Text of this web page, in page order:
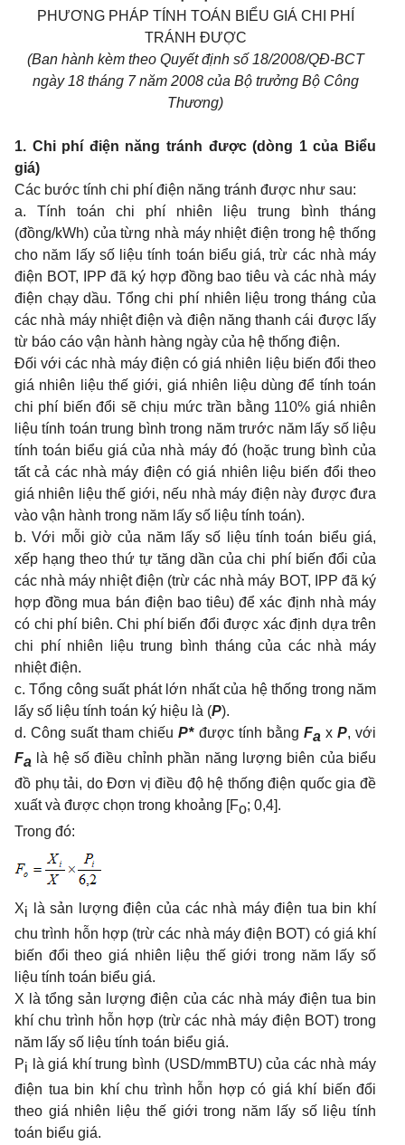
PHƯƠNG PHÁP TÍNH TOÁN BIỂU GIÁ CHI PHÍ
TRÁNH ĐƯỢC
(Ban hành kèm theo Quyết định số 18/2008/QĐ-BCT
ngày 18 tháng 7 năm 2008 của Bộ trưởng Bộ Công
Thương)
1. Chi phí điện năng tránh được (dòng 1 của Biểu
giá)
Các bước tính chi phí điện năng tránh được như sau:
a. Tính toán chi phí nhiên liệu trung bình tháng
(đồng/kWh) của từng nhà máy nhiệt điện trong hệ thống
cho năm lấy số liệu tính toán biểu giá, trừ các nhà máy
điện BOT, IPP đã ký hợp đồng bao tiêu và các nhà máy
điện chạy dầu. Tổng chi phí nhiên liệu trong tháng của
các nhà máy nhiệt điện và điện năng thanh cái được lấy
từ báo cáo vận hành hàng ngày của hệ thống điện.
Đối với các nhà máy điện có giá nhiên liệu biến đổi theo
giá nhiên liệu thế giới, giá nhiên liệu dùng để tính toán
chi phí biến đổi sẽ chịu mức trần bằng 110% giá nhiên
liệu tính toán trung bình trong năm trước năm lấy số liệu
tính toán biểu giá của nhà máy đó (hoặc trung bình của
tất cả các nhà máy điện có giá nhiên liệu biến đổi theo
giá nhiên liệu thế giới, nếu nhà máy điện này được đưa
vào vận hành trong năm lấy số liệu tính toán).
b. Với mỗi giờ của năm lấy số liệu tính toán biểu giá,
xếp hạng theo thứ tự tăng dần của chi phí biến đổi của
các nhà máy nhiệt điện (trừ các nhà máy BOT, IPP đã ký
hợp đồng mua bán điện bao tiêu) để xác định nhà máy
có chi phí biên. Chi phí biến đổi được xác định dựa trên
chi phí nhiên liệu trung bình tháng của các nhà máy
nhiệt điện.
c. Tổng công suất phát lớn nhất của hệ thống trong năm
lấy số liệu tính toán ký hiệu là (P).
d. Công suất tham chiếuP*được tính bằng Fa x P, với
Fa là hệ số điều chỉnh phần năng lượng biên của biểu
đồ phụ tải, do Đơn vị điều độ hệ thống điện quốc gia đề
xuất và được chọn trong khoảng [Fo; 0,4].
Trong đó:
Xi là sản lượng điện của các nhà máy điện tua bin khí
chu trình hỗn hợp (trừ các nhà máy điện BOT) có giá khí
biến đổi theo giá nhiên liệu thế giới trong năm lấy số
liệu tính toán biểu giá.
X là tổng sản lượng điện của các nhà máy điện tua bin
khí chu trình hỗn hợp (trừ các nhà máy điện BOT) trong
năm lấy số liệu tính toán biểu giá.
Pi là giá khí trung bình (USD/mmBTU) của các nhà máy
điện tua bin khí chu trình hỗn hợp có giá khí biến đổi
theo giá nhiên liệu thế giới trong năm lấy số liệu tính
toán biểu giá.